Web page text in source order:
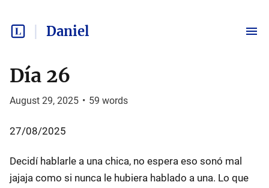
Daniel
Día 26
August 29, 2025 • 59 words
27/08/2025
Decidí hablarle a una chica, no espera eso sonó mal
jajaja como si nunca le hubiera hablado a una. Lo que